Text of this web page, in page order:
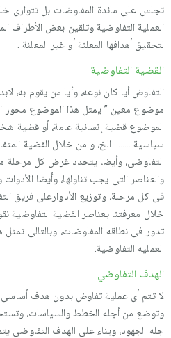
تجلس على مائدة المفاوضات بل تتوارى
العملية التفاوضية وتلقين بعض الأطراف
لتحقيق أهدافها المعلنة أو غير المعلنة .
القضية التفاوضية
التفاوض أيا كان نوعه، وأيا من يقوم به،
موضوع معين ” يمثل هذا الموضوع محور
الموضوع قضية إنسانية عامة، أو قضية
سياسية …….. الخ، و من خلال القضية
التفاوضى، وأيضا يتحدد غرض كل مرحلة
والعناصر التى يجب تناولها، وأيضا
فى كل مرحلة، وتوزيع الأدوارعلى فريق
خلال معرفتنا بعناصر القضية التفاوضية
تدور فى نطاقه المفاوضات، وبالتالى تمثل
العمليه التفاوضية.
الهدف التفاوضي
لا تتم أى عملية تفاوض بدون هدف أساسى
وتوضع من أجله الخطط والسياسات،
جله الجهود، وبناء على الهدف التفاوضى